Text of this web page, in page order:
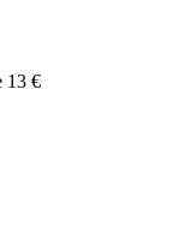
13 €